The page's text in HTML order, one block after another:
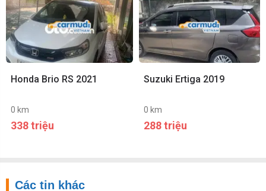
Honda Brio RS 2021
0 km
338 triệu
Suzuki Ertiga 2019
0 km
288 triệu
Các tin khác